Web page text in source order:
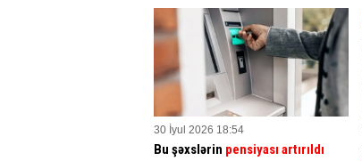
30 İyul 2026 18:54
Bu şəxslərin pensiyası artırıldı